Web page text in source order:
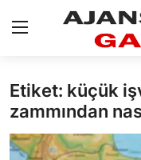
GİRİŞ YAP
AnaSayfa
Etiket: küçük
zammından